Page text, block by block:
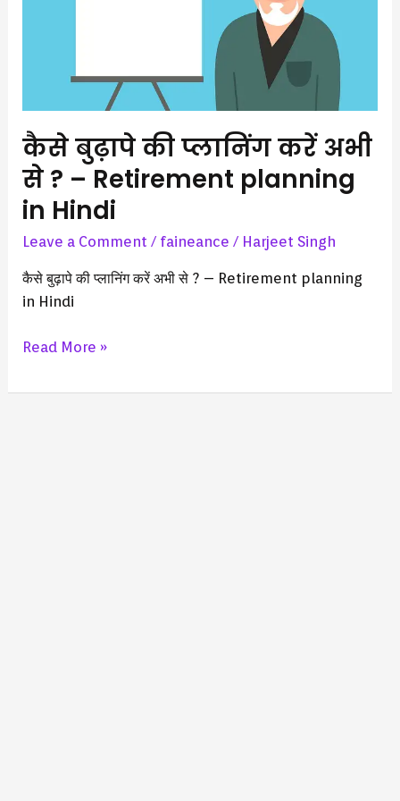
कैसे बुढ़ापे की प्लानिंग करें अभी
से ? – Retirement planning
in Hindi
Leave a Comment / faineance / Harjeet Singh
कैसे बुढ़ापे की प्लानिंग करें अभी से ? – Retirement planning
in Hindi
planning
Read More »